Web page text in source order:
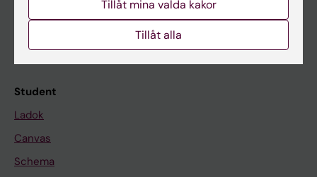
Program och fristående kurser
Forskarutbildning
Student
Ladok
Canvas
Schema
Tillåt mina valda kakor
Tillåt alla